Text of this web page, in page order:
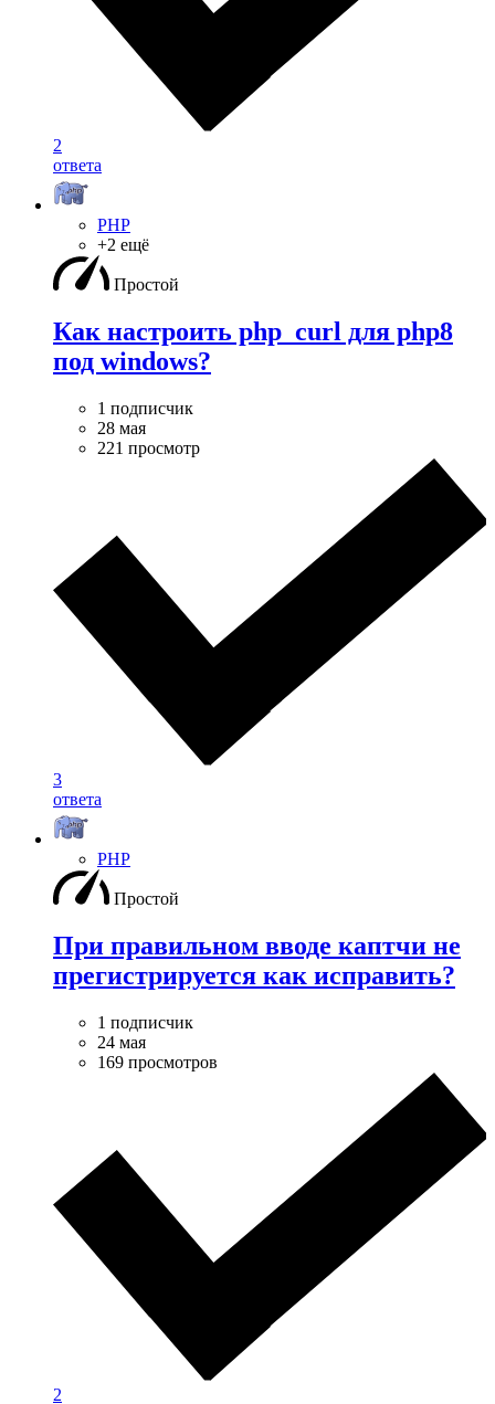
2
ответа
PHP
+2 ещё
Простой
Как настроить php_curl для php8
под windows?
1 подписчик
28 мая
221 просмотр
3
ответа
PHP
Простой
При правильном вводе каптчи не
прегистрируется как исправить?
1 подписчик
24 мая
169 просмотров
2